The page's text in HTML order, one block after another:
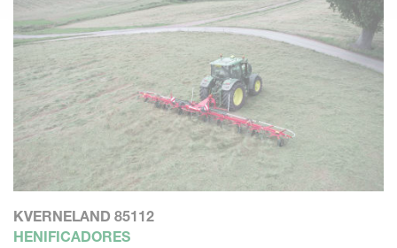
KVERNELAND 85112
HENIFICADORES